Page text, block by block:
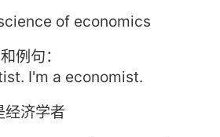
of economics
例句：
I'm a economist.
经济学者